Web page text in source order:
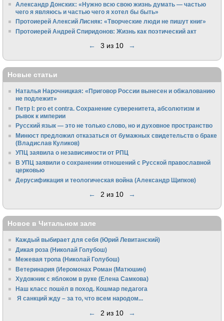
Александр Донских: «Нужно всю свою жизнь думать — частью
чего я являюсь и частью чего я хотел бы быть»
Протоиерей Алексий Лисняк: «Творческие люди не пишут книг»
Протоиерей Андрей Спиридонов: Жизнь как поэтический акт
← 3 из 10 →
Новые статьи
Наталья Нарочницкая: «Приговор России вынесен и обжалованию
не подлежит»
Петр I: pro et contra. Сохранение суверенитета, абсолютизм и
рывок к империи
Русский язык — это не только слово, но и духовное пространство
Минюст предложил отказаться от бумажных свидетельств о браке
(Владислав Куликов)
УПЦ заявила о независимости от РПЦ
В УПЦ заявили о сохранении отношений с Русской православной
церковью
Дерусификация и теологическая война (Александр Щипков)
← 2 из 10 →
Новое в Читальном зале
Каждый выбирает для себя (Юрий Левитанский)
Дикая роза (Николай Голубош)
Межевая тропа (Николай Голубош)
Ветеринария (Иеромонах Роман (Матюшин)
Художник с яблоком в руке (Елена Самкова)
Наш класс пошёл в поход. Кошмар педагога
Я санкций жду – за то, что всем народом...
← 2 из 10 →